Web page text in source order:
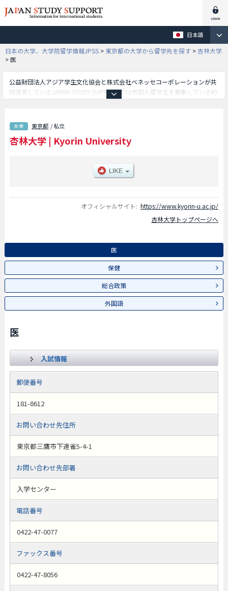
日本語
日本の大学、大学院留学情報JPSS > 東京都の大学から留学先を探す >杏林大学
>医
公益財団法人アジア学生文化協会と株式会社ベネッセコーポレーションが共
同運営しているJAPAN STUDY SUPPORTでは外国人留学生を募集している約
総合政策学部や外国語学部等、学部別情報や、募集定員や合格者数など入試
情報、施設案内、アクセスなど外国人留学生に必要な情報を掲載しているの
で是非ご利用ください。
東京都 / 私立
杏林大学 | Kyorin University
オフィシャルサイト: https://www.kyorin-u.ac.jp/
杏林大学トップページへ
医
保健
総合政策
外国語
医
入試情報
郵便番号
181-8612
お問い合わせ先住所
東京都三鷹市下連雀5-4-1
お問い合わせ先部署
入学センター
電話番号
0422-47-0077
ファックス番号
0422-47-8056